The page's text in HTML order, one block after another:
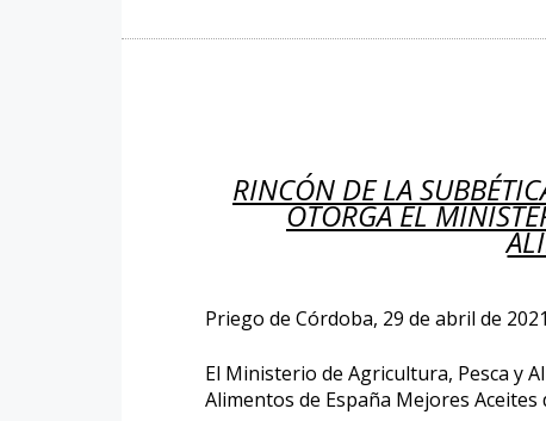
RINCÓN DE LA
OTORGA EL
Priego de Córdoba, 29 de abril de 2021
El Ministerio de Agricultura, Pesca y
Alimentos de España Mejores Aceites